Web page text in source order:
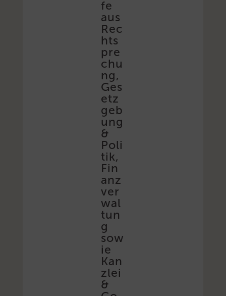
fe
aus
Rec
hts
pre
chu
ng,
Ges
etz
geb
ung
&
Poli
tik,
Fin
anz
ver
wal
tun
g
sow
ie
Kan
zlei
&